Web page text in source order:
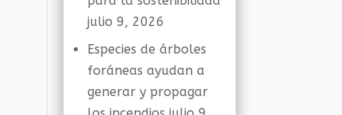
julio 9, 2026
Especies de árboles
foráneas ayudan a
generar y propagar